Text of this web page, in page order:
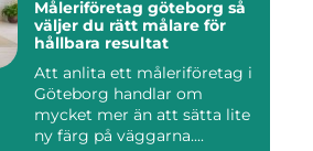
Måleriföretag göteborg så
väljer du rätt målare för
hållbara resultat
Att anlita ett måleriföretag i
Göteborg handlar om
mycket mer än att sätta lite
ny färg på väggarna....